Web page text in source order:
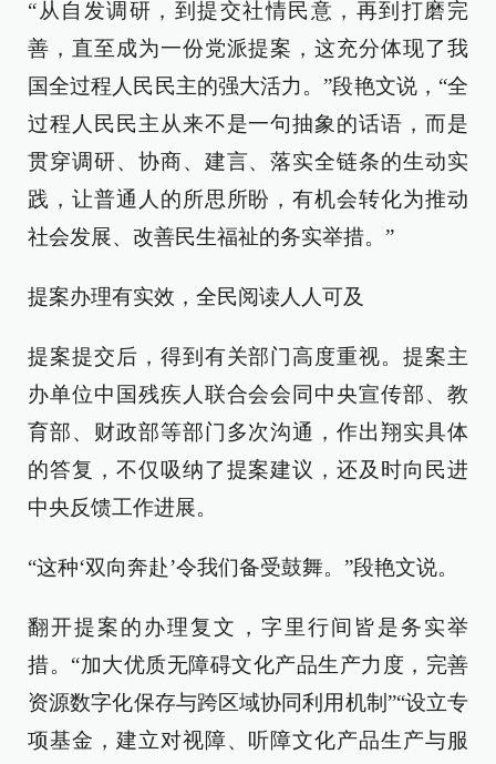
“从自发调研，到提交社情民意，再到打磨完
善，直至成为一份党派提案，这充分体现了我
国全过程人民民主的强大活力。”段艳文说，“全
过程人民民主从来不是一句抽象的话语，而是
贯穿调研、协商、建言、落实全链条的生动实
践，让普通人的所思所盼，有机会转化为推动
社会发展、改善民生福祉的务实举措。”
提案办理有实效，全民阅读人人可及
提案提交后，得到有关部门高度重视。提案主
办单位中国残疾人联合会会同中央宣传部、教
育部、财政部等部门多次沟通，作出翔实具体
的答复，不仅吸纳了提案建议，还及时向民进
中央反馈工作进展。
“这种‘双向奔赴’令我们备受鼓舞。”段艳文说。
翻开提案的办理复文，字里行间皆是务实举
措。“加大优质无障碍文化产品生产力度，完善
资源数字化保存与跨区域协同利用机制”“设立专
项基金，建立对视障、听障文化产品生产与服